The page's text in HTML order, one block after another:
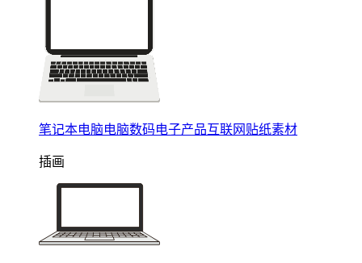
笔记本电脑电脑数码电子产品互联网贴纸素材
插画